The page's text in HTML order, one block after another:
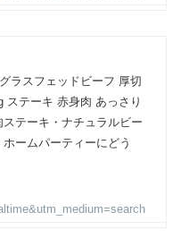
ラスフェッドビーフ 厚切
ステーキ 赤身肉 あっさり
テーキ・ナチュラルビー
ームパーティーにどう